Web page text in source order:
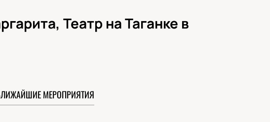
Театр на Таганке в
МЕРОПРИЯТИЯ